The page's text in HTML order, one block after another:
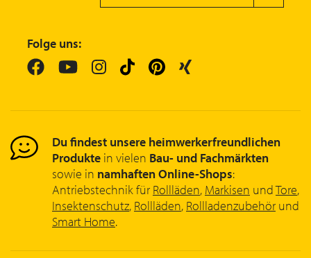
Folge uns:
Du findest unsere heimwerkerfreundlichen
Produkte in vielen Bau- und Fachmärkten
sowie in namhaften Online-Shops:
Antriebstechnik für Rollläden, Markisen undTore,
Insektenschutz, Rollläden, Rollladenzubehör und
Smart Home.